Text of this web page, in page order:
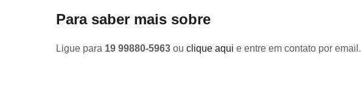
Para saber mais sobre
Ligue para 19 99880-5963 ou clique aqui e entre em contato por email.